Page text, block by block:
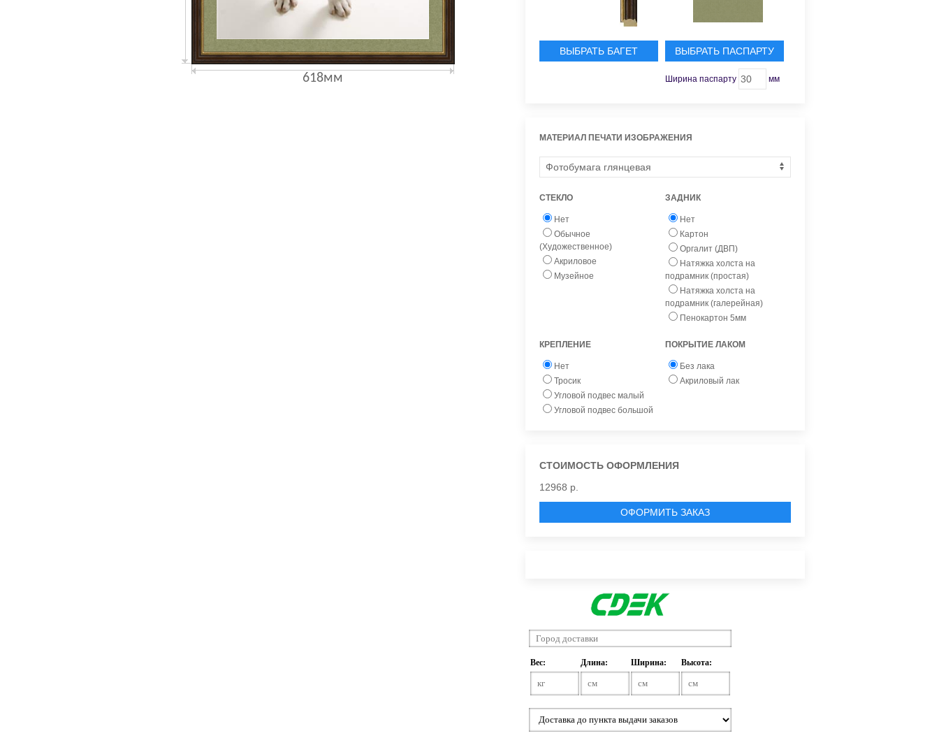
618мм
ВЫБРАТЬ БАГЕТ ВЫБРАТЬ ПАСПАРТУ
Ширина паспарту мм
МАТЕРИАЛ ПЕЧАТИ ИЗОБРАЖЕНИЯ
СТЕКЛО
Нет
Обычное
(Художественное)
Акриловое
Музейное
ЗАДНИК
Нет
Картон
Оргалит (ДВП)
Натяжка холста на
подрамник (простая)
Натяжка холста на
подрамник (галерейная)
Пенокартон 5мм
КРЕПЛЕНИЕ
Нет
Тросик
Угловой подвес малый
Угловой подвес большой
ПОКРЫТИЕ ЛАКОМ
Без лака
Акриловый лак
СТОИМОСТЬ ОФОРМЛЕНИЯ
12968 р.
ОФОРМИТЬ ЗАКАЗ